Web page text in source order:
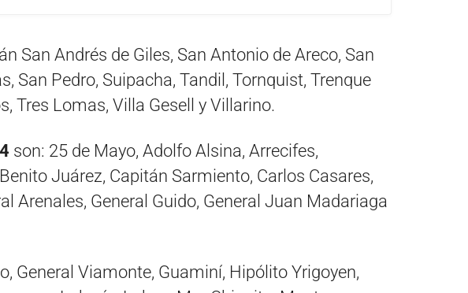
San Andrés de Giles, San Antonio de Areco, San
San Pedro, Suipacha, Tandil, Tornquist, Trenque
Tres Lomas, Villa Gesell y Villarino.
son: 25 de Mayo, Adolfo Alsina, Arrecifes,
Juárez, Capitán Sarmiento, Carlos Casares,
Arenales, General Guido, General Juan Madariaga
General Viamonte, Guaminí, Hipólito Yrigoyen,